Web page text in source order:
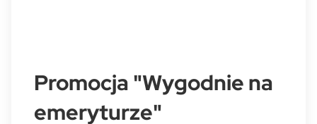
Promocja "Wygodnie na
emeryturze"